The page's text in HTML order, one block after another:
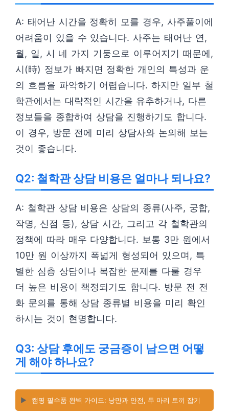
A: 태어난 시간을 정확히 모를 경우, 사주풀이에
어려움이 있을 수 있습니다. 사주는 태어난 연,
월, 일, 시 네 가지 기둥으로 이루어지기 때문에,
시(時) 정보가 빠지면 정확한 개인의 특성과 운
의 흐름을 파악하기 어렵습니다. 하지만 일부 철
학관에서는 대략적인 시간을 유추하거나, 다른
정보들을 종합하여 상담을 진행하기도 합니다.
이 경우, 방문 전에 미리 상담사와 논의해 보는
것이 좋습니다.
Q2: 철학관 상담 비용은 얼마나 되나요?
A: 철학관 상담 비용은 상담의 종류(사주, 궁합,
작명, 신점 등), 상담 시간, 그리고 각 철학관의
정책에 따라 매우 다양합니다. 보통 3만 원에서
10만 원 이상까지 폭넓게 형성되어 있으며, 특
별한 심층 상담이나 복잡한 문제를 다룰 경우
더 높은 비용이 책정되기도 합니다. 방문 전 전
화 문의를 통해 상담 종류별 비용을 미리 확인
하시는 것이 현명합니다.
Q3: 상담 후에도 궁금증이 남으면 어떻
게 해야 하나요?
▶️ 캠핑 필수품 완벽 가이드: 낭만과 안전, 두 마리 토끼 잡기